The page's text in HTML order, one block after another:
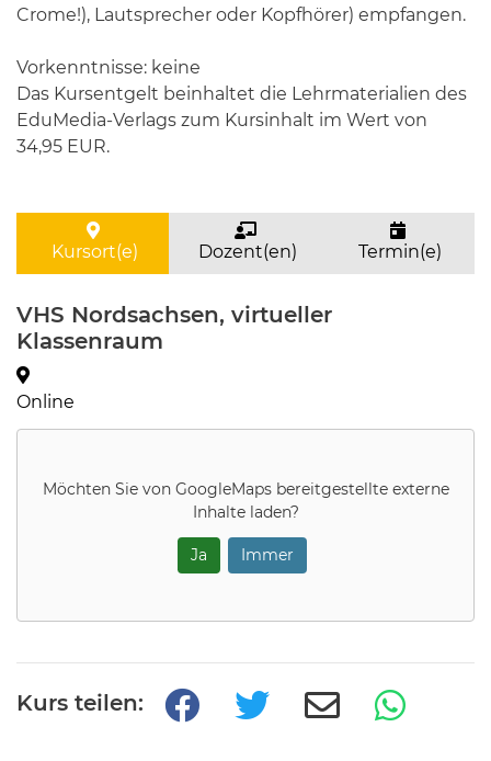
Crome!), Lautsprecher oder Kopfhörer) empfangen.
Vorkenntnisse: keine
Das Kursentgelt beinhaltet die Lehrmaterialien des
EduMedia-Verlags zum Kursinhalt im Wert von
34,95 EUR.
Kursort(e) Dozent(en) Termin(e)
VHS Nordsachsen, virtueller
Klassenraum
Online
Möchten Sie von GoogleMapsbereitgestellte externe
Inhalte laden?
Ja Immer
Kurs teilen: